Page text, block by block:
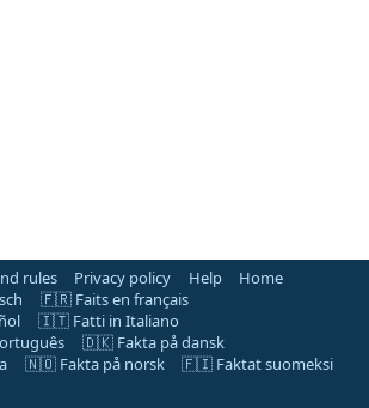
rules Privacy policy Help
Home
🇫🇷 Faits en français
🇮🇹 Fatti in Italiano
🇩🇰 Fakta på dansk
🇳🇴 Fakta på norsk
🇫🇮 Faktat suomeksi